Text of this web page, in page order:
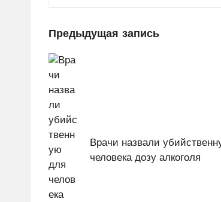
Навигация
по
записям
Предыдущая запись
Врачи назвали
человека дозу алкоголя